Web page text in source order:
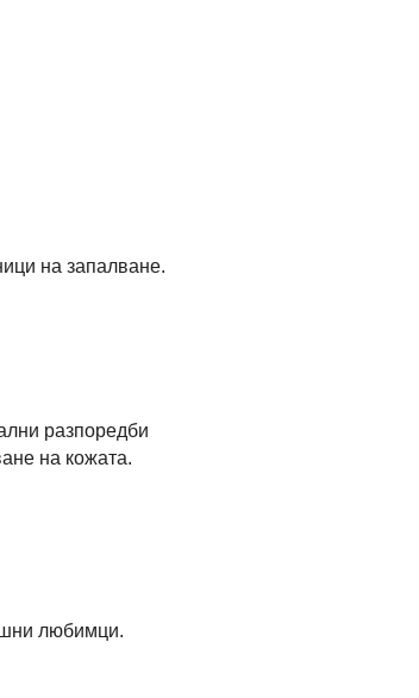
на запалване.
разпоредби
на кожата.
любимци.